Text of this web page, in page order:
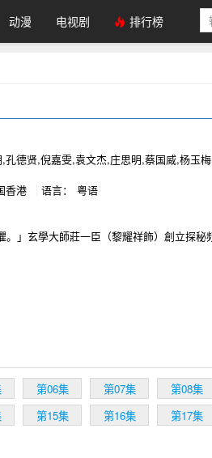
动漫 电视剧 排行榜
孔德贤,倪嘉雯,袁文杰,庄思明,蔡国威,杨玉
香港 语言：
粤语
。」玄學大師莊一臣（黎耀祥飾）創立探秘
第06集 第07集 第08集
第15集 第16集 第17集